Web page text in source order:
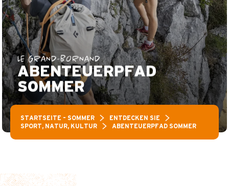
LE GRAND-BORNAND
ABENTEUERPFAD
SOMMER
STARTSEITE – SOMMER
ENTDECKEN SIE
SPORT, NATUR, KULTUR
ABENTEUERPFAD SOMMER